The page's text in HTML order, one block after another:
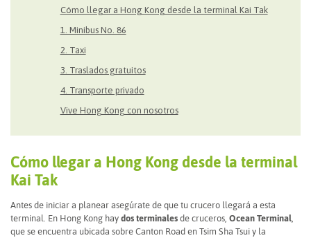
Cómo llegar a Hong Kong desde la terminal Kai Tak
1. Minibus No. 86
2. Taxi
3. Traslados gratuitos
4. Transporte privado
Vive Hong Kong con nosotros
Cómo llegar a Hong Kong desde la terminal
Kai Tak
Antes de iniciar a planear asegúrate de que tu crucero llegará a esta
terminal. En Hong Kong hay dos terminales de cruceros, Ocean Terminal
que se encuentra ubicada sobre Canton Road en Tsim Sha Tsui y la